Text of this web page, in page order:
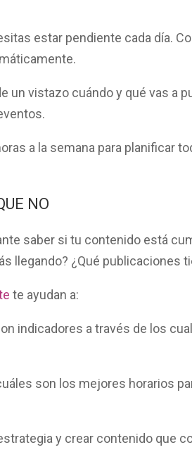
estar pendiente cada día.
un vistazo cuándo y qué vas a
a la semana para planificar
NO
saber si tu contenido está
llegando? ¿Qué publicaciones
te ayudan a:
indicadores a través de los
son los mejores horarios
y crear contenido que